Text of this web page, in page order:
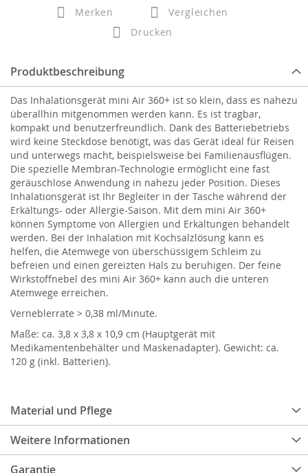
Merken
Vergleichen
Drucken
Produktbeschreibung
Material und Pflege
Weitere Informationen
Garantie
Das Inhalationsgerät mini Air 360+ ist so klein, dass es nahezu
überallhin mitgenommen werden kann. Es ist tragbar,
kompakt und benutzerfreundlich. Dank des Batteriebetriebs
wird keine Steckdose benötigt, was das Gerät ideal für Reisen
und unterwegs macht, beispielsweise bei Familienausflügen.
Die spezielle Membran-Technologie ermöglicht eine fast
geräuschlose Anwendung in nahezu jeder Position. Dieses
Inhalationsgerät ist Ihr Begleiter in der Tasche während der
Erkältungs- oder Allergie-Saison. Mit dem mini Air 360+
können Symptome von Allergien und Erkältungen behandelt
werden. Bei der Inhalation mit Kochsalzlösung kann es
helfen, die Atemwege von überschüssigem Schleim zu
befreien und einen gereizten Hals zu beruhigen. Der feine
Wirkstoffnebel des mini Air 360+ kann auch die unteren
Atemwege erreichen.
Verneblerrate > 0,38 ml/Minute.
Maße: ca. 3,8 x 3,8 x 10,9 cm (Hauptgerät mit
Medikamentenbehälter und Maskenadapter). Gewicht: ca.
120 g (inkl. Batterien).